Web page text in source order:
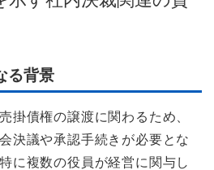
る背景
掛債権の譲渡に関わるため、
決議や承認手続きが必要とな
に複数の役員が経営に関与し